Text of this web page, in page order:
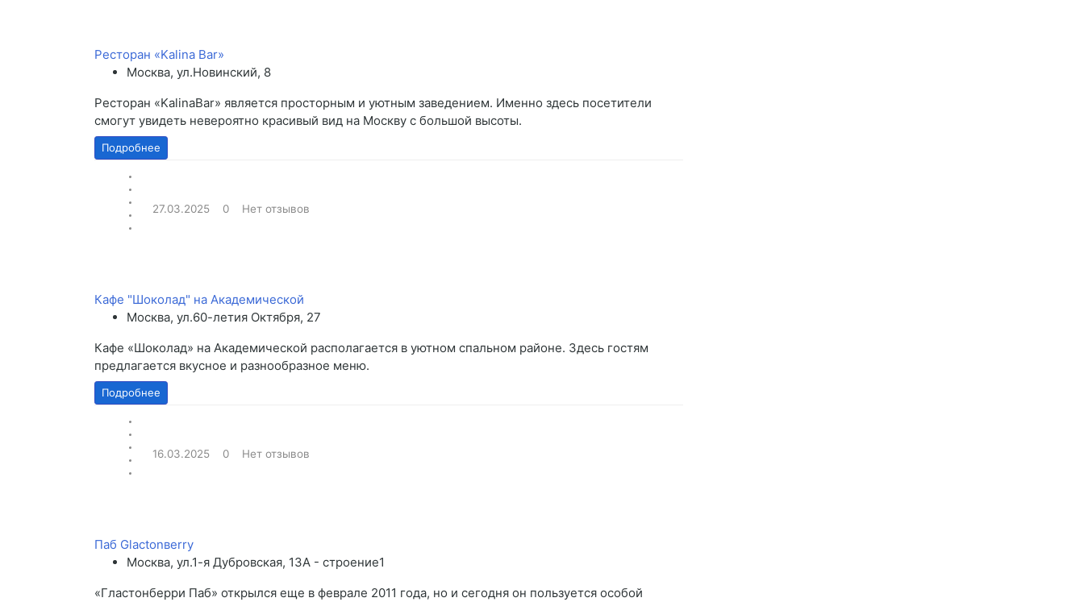
Ресторан «Kalina Bar»
Москва, ул.Новинский, 8
Ресторан «KalinaBar» является просторным и уютным заведением. Именно здесь посетители
смогут увидеть невероятно красивый вид на Москву с большой высоты.
Подробнее
27.03.2025 0 Нет отзывов
Кафе "Шоколад" на Академической
Москва, ул.60-летия Октября, 27
Кафе «Шоколад» на Академической располагается в уютном спальном районе. Здесь гостям
предлагается вкусное и разнообразное меню.
Подробнее
16.03.2025 0 Нет отзывов
Паб Glactonвerry
Москва, ул.1-я Дубровская, 13А - строение1
«Гластонберри Паб» открылся еще в феврале 2011 года, но и сегодня он пользуется особой